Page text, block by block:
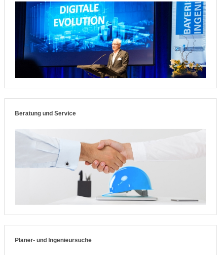
Beratung und Service
Planer- und Ingenieursuche